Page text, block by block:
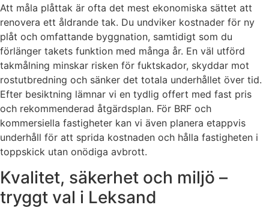
Att måla plåttak är ofta det mest ekonomiska sättet att
renovera ett åldrande tak. Du undviker kostnader för ny
plåt och omfattande byggnation, samtidigt som du
förlänger takets funktion med många år. En väl utförd
takmålning minskar risken för fuktskador, skyddar mot
rostutbredning och sänker det totala underhållet över tid.
Efter besiktning lämnar vi en tydlig offert med fast pris
och rekommenderad åtgärdsplan. För BRF och
kommersiella fastigheter kan vi även planera etappvis
underhåll för att sprida kostnaden och hålla fastigheten i
toppskick utan onödiga avbrott.
Kvalitet, säkerhet och miljö –
tryggt val i Leksand